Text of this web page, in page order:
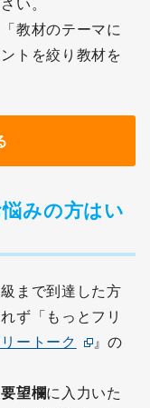
教材のテーマに
トを絞り教材を
みの方はい
まで到達した方
ず「もっとフリ
ートーク
』の
要望欄に入力いた